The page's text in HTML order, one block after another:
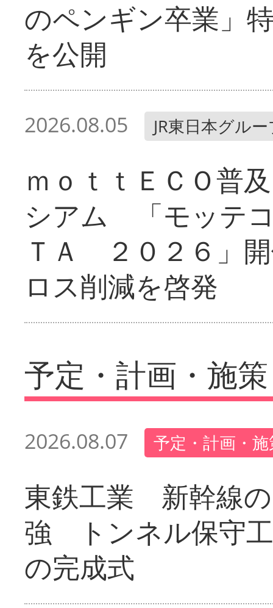
のペンギン卒業」
を公開
2026.08.05 JR東日本グル
ｍｏｔｔＥＣＯ普
シアム 「モッテ
ＴＡ ２０２６」
ロス削減を啓発
予定・計画・施策
2026.08.07 予定・計画・
東鉄工業 新幹線
強 トンネル保守
の完成式